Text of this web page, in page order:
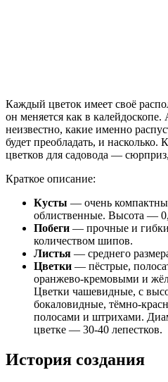
Каждый цветок имеет своё
он меняется как в калейдоскопе.
неизвестно, какие именно
будет преобладать, и насколько.
цветков для садовода —
Краткое описание:
Кусты — очень
облиственные. Высота —
Побеги — прочные и
количеством шипов.
Листья — среднего
Цветки — пёстрые,
оранжево-кремовыми и
Цветки чашевидные, с
бокаловидные, тёмно-
полосами и штрихами.
цветке — 30-40 лепестков.
История создания